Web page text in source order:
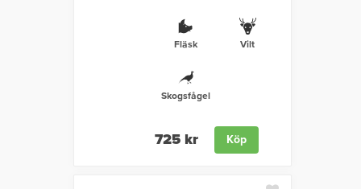
Fläsk Vilt
Skogsfågel
725 kr Köp